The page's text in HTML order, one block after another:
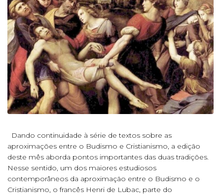
Dando continuidade à série de textos sobre as
aproximações entre o Budismo e Cristianismo, a edição
deste mês aborda pontos importantes das duas tradições.
Nesse sentido, um dos maiores estudiosos
contemporâneos da aproximação entre o Budismo e o
Cristianismo, o francês Henri de Lubac, parte do